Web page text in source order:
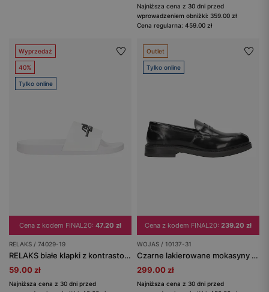
Najniższa cena z 30 dni przed
wprowadzeniem obniżki: 359.00 zł
Cena regularna: 459.00 zł
Wyprzedaż
40%
Tylko online
Cena z kodem FINAL20: 47.20 zł
RELAKS / 74029-19
RELAKS białe klapki z kontrastowym logo
59.00 zł
Najniższa cena z 30 dni przed
Outlet
Tylko online
Cena z kodem FINAL20: 239.20 zł
WOJAS / 10137-31
Czarne lakierowane mokasyny męskie typu penny loafers
299.00 zł
Najniższa cena z 30 dni przed